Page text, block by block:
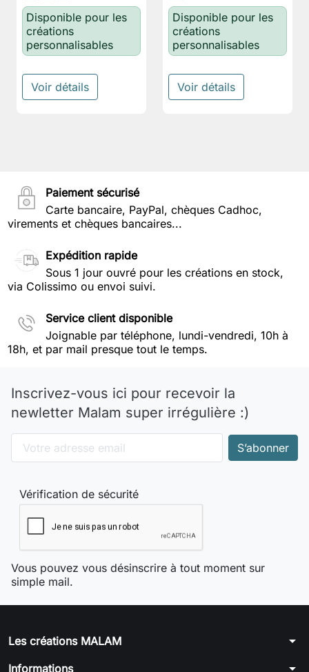
Disponible pour les
créations
personnalisables
Voir détails
Disponible pour les
créations
personnalisables
Voir détails
Paiement sécurisé
Carte bancaire, PayPal, chèques Cadhoc,
virements et chèques bancaires...
Expédition rapide
Sous 1 jour ouvré pour les créations en stock,
via Colissimo ou envoi suivi.
Service client disponible
Joignable par téléphone, lundi-vendredi, 10h à
18h, et par mail presque tout le temps.
Inscrivez-vous ici pour recevoir la
newletter Malam super irrégulière :)
Vérification de sécurité
Vous pouvez vous désinscrire à tout moment sur
simple mail.
Les créations MALAM arrow_drop_down
Informations arrow_drop_down